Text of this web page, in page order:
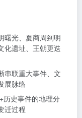
曙光、夏商周到明
化遗址、王朝更迭
串联重大事件、文
展脉络
历史事件的地理分
迁过程